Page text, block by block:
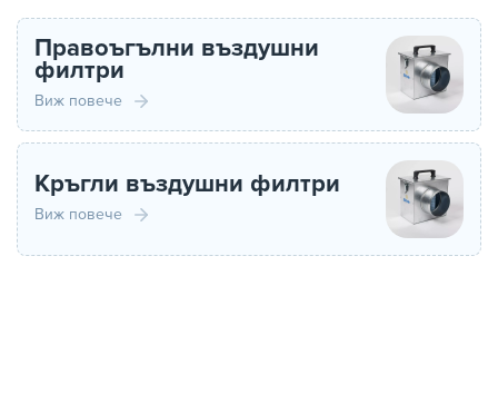
Правоъгълни въздушни
филтри
Виж повече
Кръгли въздушни филтри
Виж повече